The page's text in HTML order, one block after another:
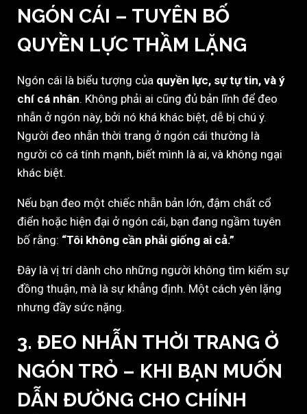
NGÓN CÁI – TUYÊN BỐ
QUYỀN LỰC THẦM LẶNG
Ngón cái là biểu tượng của quyền lực, sự tự tin, và ý
chí cá nhân. Không phải ai cũng đủ bản lĩnh để đeo
nhẫn ở ngón này, bởi nó khá khác biệt, dễ bị chú ý.
Người đeo nhẫn thời trang ở ngón cái thường là
người có cá tính mạnh, biết mình là ai, và không ngại
khác biệt.
Nếu bạn đeo một chiếc nhẫn bản lớn, đậm chất cổ
điển hoặc hiện đại ở ngón cái, bạn đang ngầm tuyên
bố rằng: “Tôi không cần phải giống ai cả.”
Đây là vị trí dành cho những người không tìm kiếm sự
đồng thuận, mà là sự khẳng định. Một cách yên lặng
nhưng đầy sức nặng.
3. ĐEO NHẪN THỜI TRANG Ở
NGÓN TRỎ – KHI BẠN MUỐN
DẪN ĐƯỜNG CHO CHÍNH